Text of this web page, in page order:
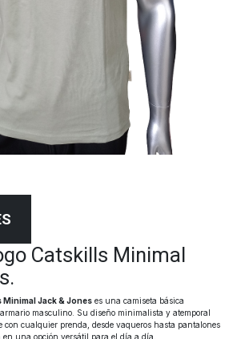
Catskills Minimal
Jack & Jones es una camiseta básica
masculino. Su diseño minimalista y atemporal
con cualquier prenda, desde vaqueros hasta pantalones
una opción versátil para el día a día.